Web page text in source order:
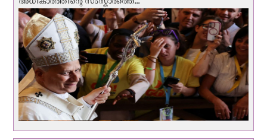
അധികാരത്തിന്റെ സംസ്കാരത്തെ...